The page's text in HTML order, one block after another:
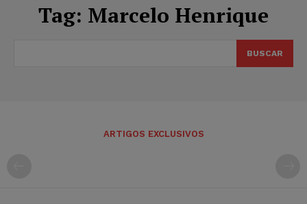
Tag: Marcelo Henrique
BUSCAR
ARTIGOS EXCLUSIVOS